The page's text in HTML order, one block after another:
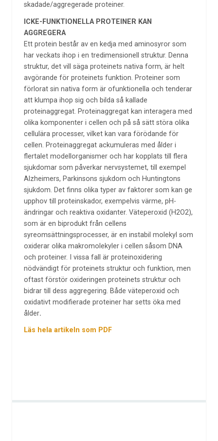
skadade/aggregerade proteiner.
ICKE-FUNKTIONELLA PROTEINER KAN
AGGREGERA
Ett protein består av en kedja med aminosyror som
har veckats ihop i en tredimensionell struktur. Denna
struktur, det vill säga proteinets nativa form, är helt
avgörande för proteinets funktion. Proteiner som
förlorat sin nativa form är ofunktionella och tenderar
att klumpa ihop sig och bilda så kallade
proteinaggregat. Proteinaggregat kan interagera med
olika komponenter i cellen och på så sätt störa olika
cellulära processer, vilket kan vara förödande för
cellen. Proteinaggregat ackumuleras med ålder i
flertalet modellorganismer och har kopplats till flera
sjukdomar som påverkar nervsystemet, till exempel
Alzheimers, Parkinsons sjukdom och Huntingtons
sjukdom. Det finns olika typer av faktorer som kan ge
upphov till proteinskador, exempelvis värme, pH-
ändringar och reaktiva oxidanter. Väteperoxid (H2O2),
som är en biprodukt från cellens
syreomsättningsprocesser, är en instabil molekyl som
oxiderar olika makromolekyler i cellen såsom DNA
och proteiner. I vissa fall är proteinoxidering
nödvändigt för proteinets struktur och funktion, men
oftast förstör oxideringen proteinets struktur och
bidrar till dess aggregering. Både väteperoxid och
oxidativt modifierade proteiner har setts öka med
ålder.
Läs hela artikeln som PDF